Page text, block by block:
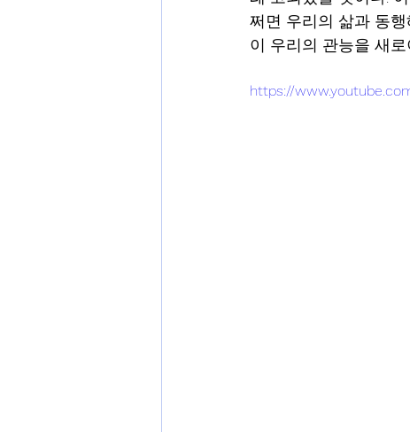
쩌면 우리의 삶과 동
이 우리의 관능을 새
https://